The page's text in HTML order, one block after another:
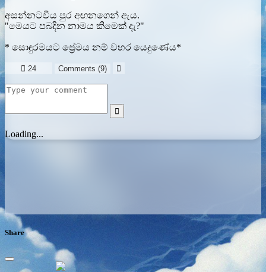
අසන්නටවීය පුර අඟනගෙන් ඇය.
"මෙයට පබදින නාමය කිමෙක් දැ?"
* සොඳුරමයට ප්‍රේමය නම් වහර යෙදුණේය*
 24 Comments (9) 

Loading...
Share